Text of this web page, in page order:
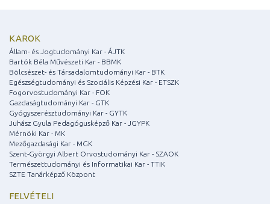
KAROK
Állam- és Jogtudományi Kar - ÁJTK
Bartók Béla Művészeti Kar - BBMK
Bölcsészet- és Társadalomtudományi Kar - BTK
Egészségtudományi és Szociális Képzési Kar - ETSZK
Fogorvostudományi Kar - FOK
Gazdaságtudományi Kar - GTK
Gyógyszerésztudományi Kar - GYTK
Juhász Gyula Pedagógusképző Kar - JGYPK
Mérnöki Kar - MK
Mezőgazdasági Kar - MGK
Szent-Györgyi Albert Orvostudományi Kar - SZAOK
Természettudományi és Informatikai Kar - TTIK
SZTE Tanárképző Központ
FELVÉTELI